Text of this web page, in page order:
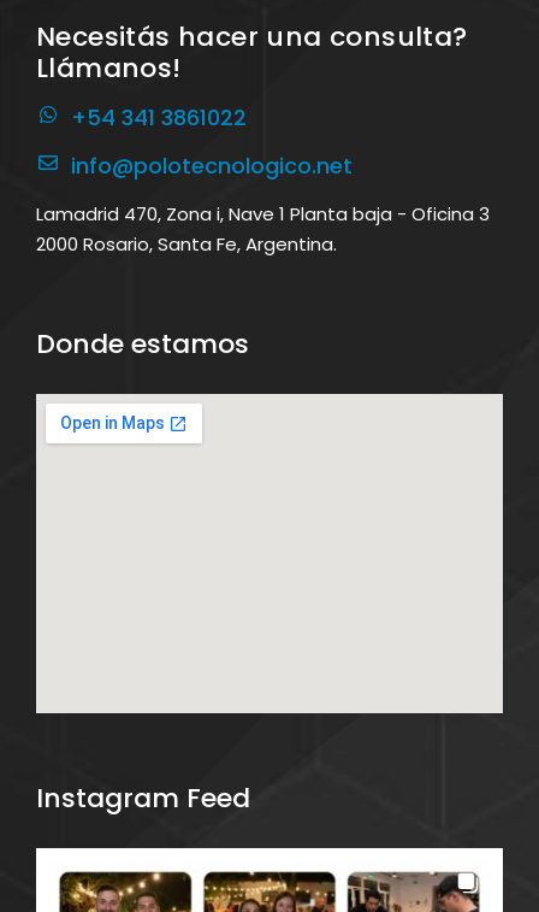
Necesitás hacer una consulta?
Llámanos!
+54 341 3861022
info@polotecnologico.net
Lamadrid 470, Zona i, Nave 1 Planta baja - Oficina 3
2000 Rosario, Santa Fe, Argentina.
Donde estamos
Instagram Feed